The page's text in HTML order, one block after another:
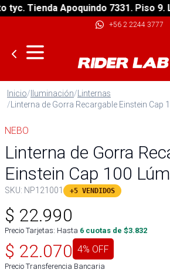
Tienda Apoquindo 7331. Piso 9.
+56 2 2244 3777
Inicio/Iluminación/Linternas
/Linterna de Gorra Recargable Einstein Cap
NEBO
Linterna de Gorra
Einstein Cap 100
SKU: NP121001 +5 VENDIDOS
$ 22.990
Precio Tarjetas: Hasta 6 cuotas de $3.832
$ 22.070 4% OFF
Precio Transferencia Bancaria